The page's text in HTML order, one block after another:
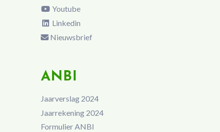
Youtube
Linkedin
Nieuwsbrief
ANBI
Jaarverslag 2024
Jaarrekening 2024
Formulier ANBI